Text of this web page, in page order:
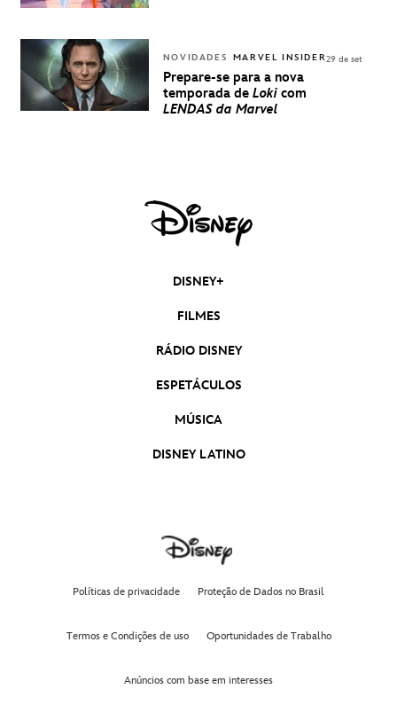
NOVIDADES MARVEL INSIDER
Prepare-se para a nova
temporada de Loki com
LENDAS da Marvel
29 de set
DISNEY+
FILMES
RÁDIO DISNEY
ESPETÁCULOS
MÚSICA
DISNEY LATINO
Políticas de privacidade Proteção de Dados no Brasil
Termos e Condições de uso Oportunidades de Trabalho
Anúncios com base em interesses